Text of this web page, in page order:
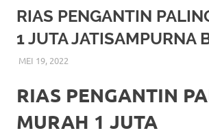
More
hints
rolex
replica
my
RIAS PENGANTIN
1 JUTA JATISAMPURNA
MEI 19, 2022
RIAS PENGANTIN
MURAH 1 JUTA